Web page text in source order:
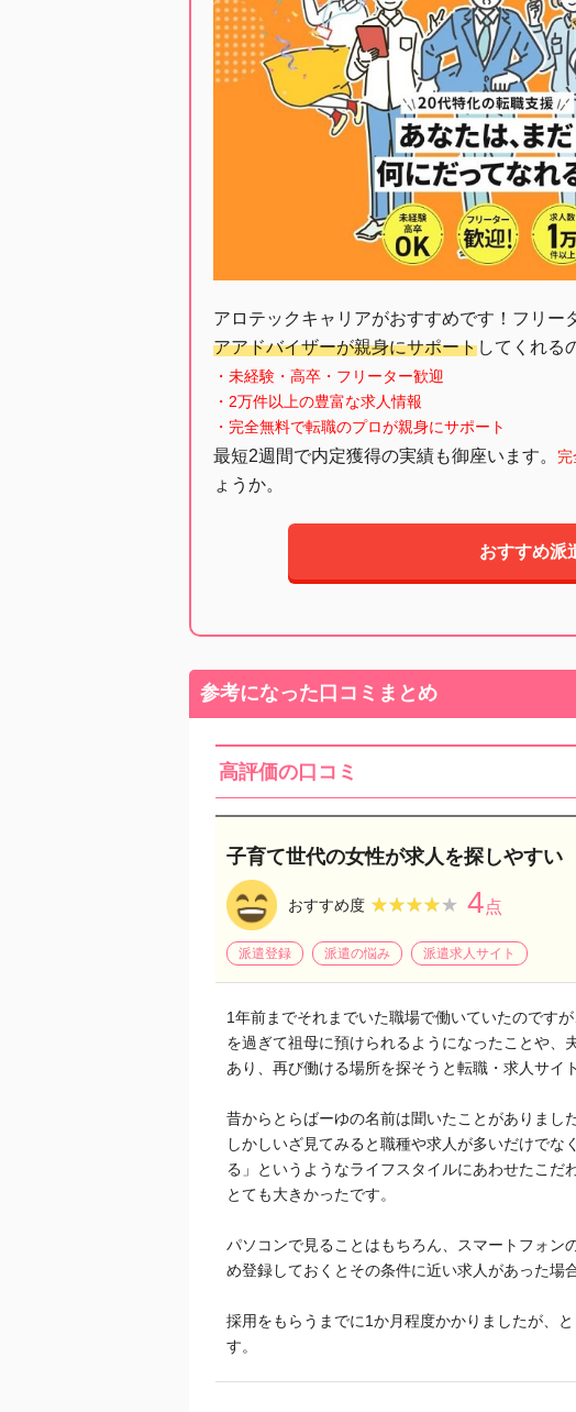
アロテックキャリアがおすすめです！フリー
アアドバイザーが親身にサポートしてくれる
・未経験・高卒・フリーター歓迎
・2万件以上の豊富な求人情報
・完全無料で転職のプロが親身にサポート
最短2週間で内定獲得の実績も御座います。
ょうか。
おすすめ派
参考になった口コミまとめ
高評価の口コミ
子育て世代の女性が求人を探しやすい
おすすめ度 ★★★★★
★★★★★ 4点
派遣登録 派遣の悩み 派遣求人サイト
1年前までそれまでいた職場で働いていたのです
を過ぎて祖母に預けられるようになったことや、
あり、再び働ける場所を探そうと転職・求人サイ
昔からとらばーゆの名前は聞いたことがありまし
しかしいざ見てみると職種や求人が多いだけで
る」というようなライフスタイルにあわせたこだ
とても大きかったです。
パソコンで見ることはもちろん、スマートフォン
め登録しておくとその条件に近い求人があった場
採用をもらうまでに1か月程度かかりましたが、
す。